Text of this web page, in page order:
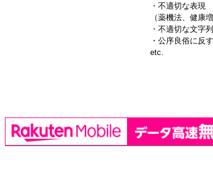
・不適切な表現
（薬機法、健康
・不適切な文字
・公序良俗に反
etc.